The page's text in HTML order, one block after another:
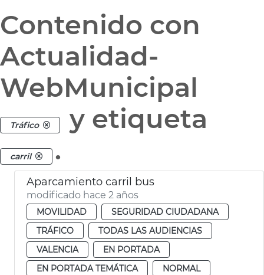
Contenido con
Actualidad-
WebMunicipal
Tráfico y etiqueta
carril .
Aparcamiento carril bus
modificado hace 2 años
MOVILIDAD
SEGURIDAD CIUDADANA
TRÁFICO
TODAS LAS AUDIENCIAS
VALENCIA
EN PORTADA
EN PORTADA TEMÁTICA
NORMAL